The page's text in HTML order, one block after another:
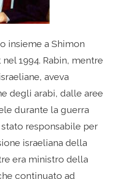
insieme a Shimon
nel 1994. Rabin, mentre
aveva
degli arabi, dalle aree
durante la guerra
stato responsabile per
israeliana della
era ministro della
continuato ad